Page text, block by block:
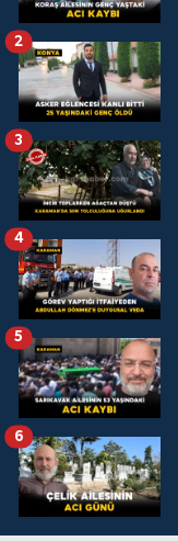
2
3
4
5
6